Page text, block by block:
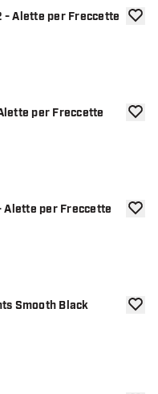
- Alette per Freccette
per Freccette
Alette per Freccette
Smooth Black